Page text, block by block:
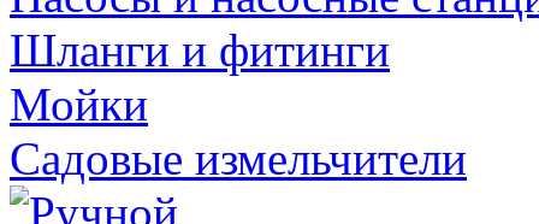
Шланги и фитинги
Мойки
Садовые измельчители